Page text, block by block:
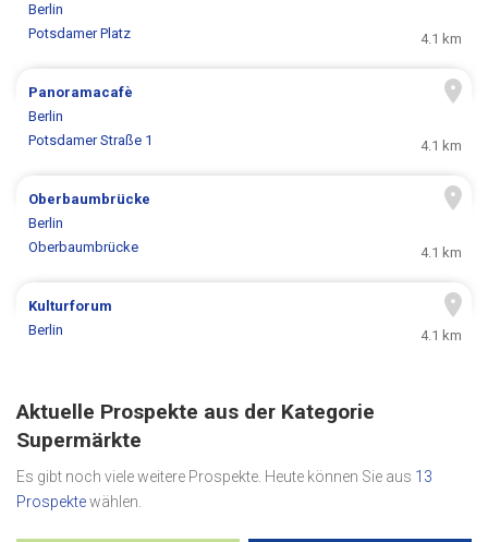
Berlin
Potsdamer Platz
4.1 km
Panoramacafè
Berlin
Potsdamer Straße 1
4.1 km
Oberbaumbrücke
Berlin
Oberbaumbrücke
4.1 km
Kulturforum
Berlin
4.1 km
Aktuelle Prospekte aus der Kategorie
Supermärkte
Es gibt noch viele weitere Prospekte. Heute können Sie aus 13
Prospektewählen.